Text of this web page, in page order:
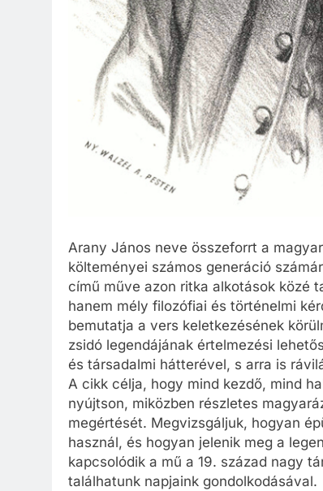
Arany János neve összeforrt a
költeményei számos generáció
című műve azon ritka alkotások közé
hanem mély filozófiai és történelmi
bemutatja a vers keletkezésének
zsidó legendájának értelmezési
és társadalmi hátterével, s arra is
A cikk célja, hogy mind kezdő, mind
nyújtson, miközben részletes
megértését. Megvizsgáljuk, hogyan
használ, és hogyan jelenik meg a
kapcsolódik a mű a 19. század nagy
találhatunk napjaink gondolkodásával.